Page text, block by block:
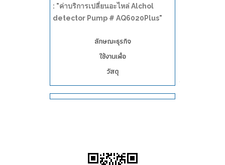
: "ค่าบริการเปลี่ยนอะไหล่ Alchol
detector Pump # AQ6020Plus"
ลักษณะธุรกิจ
ใช้งานเพื่อ
วัสดุ